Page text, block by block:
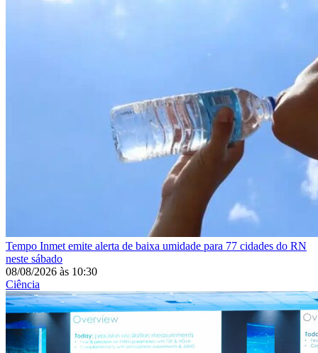
Tempo Inmet emite alerta de baixa umidade para 77 cidades do RN
neste sábado
08/08/2026 às 10:30
Ciência